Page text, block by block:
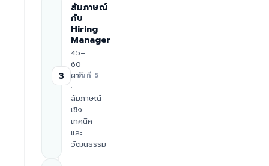
3
สัมภาษณ์
กับ
Hiring
Manager
45–
60
นาที
·
สัมภาษณ์
เชิง
เทคนิค
และ
วัฒนธรรม
≈ วันที่ 5